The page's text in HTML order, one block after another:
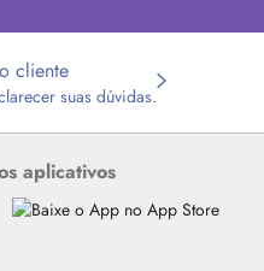
cliente
suas dúvidas.
aplicativos